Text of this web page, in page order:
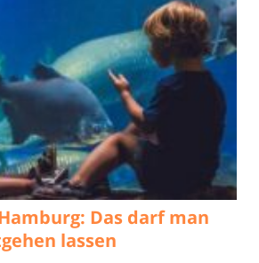
Das darf man
lassen